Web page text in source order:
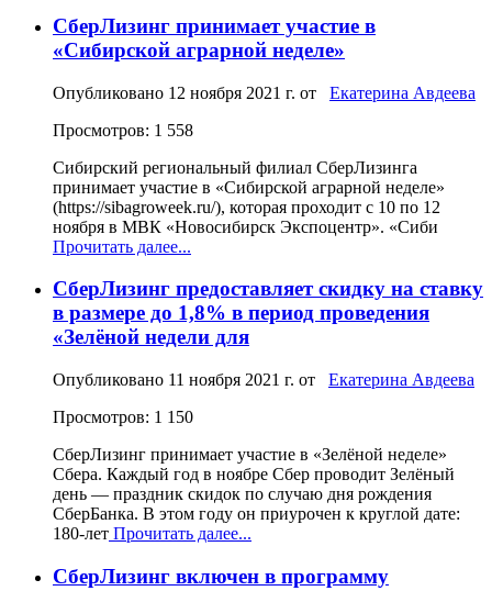
СберЛизинг принимает участие в
«Сибирской аграрной неделе»
Опубликовано 12 ноября 2021 г. от Екатерина Авдеева
Просмотров: 1 558
Сибирский региональный филиал СберЛизинга
принимает участие в «Сибирской аграрной неделе»
(https://sibagroweek.ru/), которая проходит с 10 по 12
ноября в МВК «Новосибирск Экспоцентр». «Сиби
Прочитать далее...
СберЛизинг предоставляет скидку на ставку
в размере до 1,8% в период проведения
«Зелёной недели для
Опубликовано 11 ноября 2021 г. от Екатерина Авдеева
Просмотров: 1 150
СберЛизинг принимает участие в «Зелёной неделе»
Сбера. Каждый год в ноябре Сбер проводит Зелёный
день — праздник скидок по случаю дня рождения
СберБанка. В этом году он приурочен к круглой дате:
180-лет Прочитать далее...
СберЛизинг включен в программу